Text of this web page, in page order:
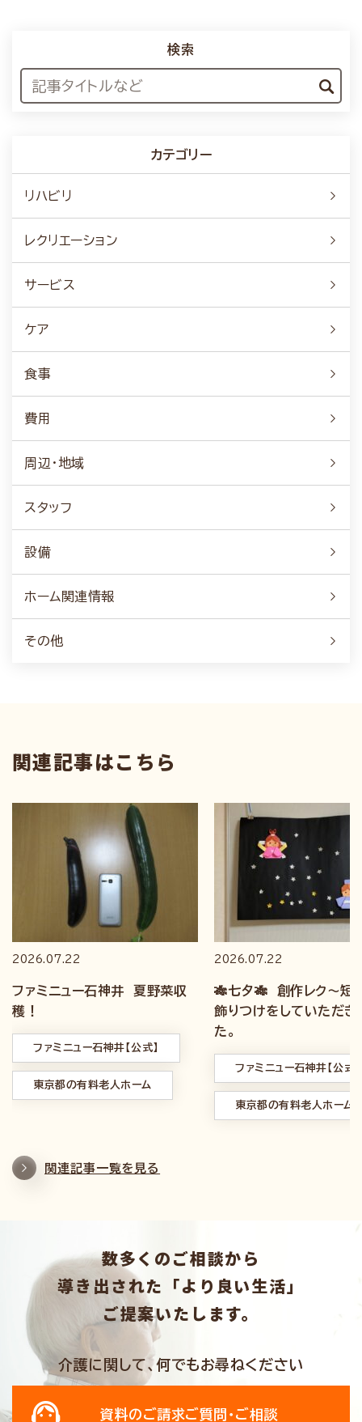
検索
カテゴリー
リハビリ
レクリエーション
サービス
ケア
食事
費用
周辺・地域
スタッフ
設備
ホーム関連情報
その他
関連記事はこちら
2026.07.22
ファミニュー石神井 夏野菜収
穫！
ファミニュー石神井【公式】
東京都の有料老人ホーム
2026.07.22
🎋七夕🎋 創作レク～短
飾りつけをしていただき
た。
ファミニュー石神井【公式】
東京都の有料老人ホーム
関連記事一覧を見る
数多くのご相談から
導き出された「より良い生活」
ご提案いたします。
介護に関して、何でもお尋ねください
資料のご請求ご質問・ご相談